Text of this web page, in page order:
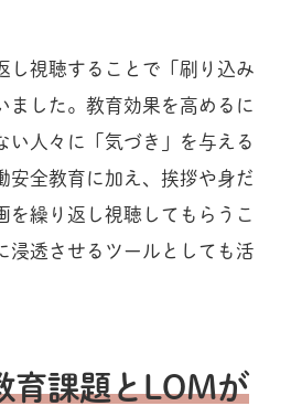
し視聴することで「刷り込み
ました。教育効果を高めるに
い人々に「気づき」を与える
安全教育に加え、挨拶や身だ
を繰り返し視聴してもらうこ
浸透させるツールとしても活
育課題とLOMが